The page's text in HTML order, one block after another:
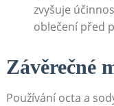
zvyšuje
oblečení před
Závěrečné⁣
Používání octa a